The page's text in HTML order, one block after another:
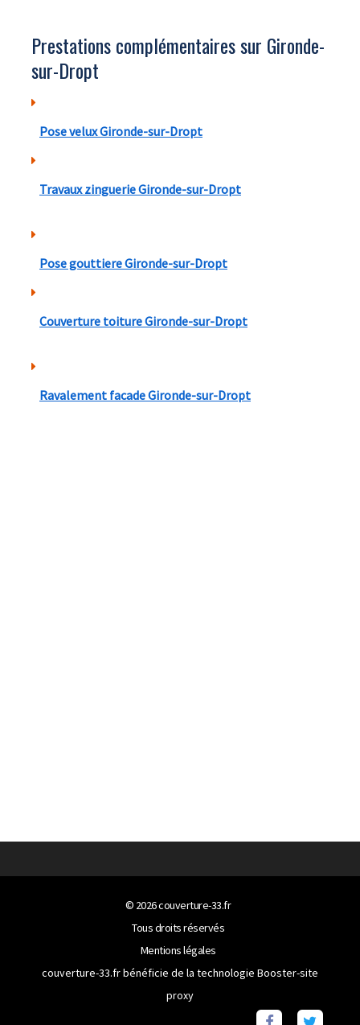
Prestations complémentaires sur Gironde-
sur-Dropt
Pose velux Gironde-sur-Dropt
Travaux zinguerie Gironde-sur-Dropt
Pose gouttiere Gironde-sur-Dropt
Couverture toiture Gironde-sur-Dropt
Ravalement facade Gironde-sur-Dropt
© 2026couverture-33.fr
Tous droits réservés
Mentions légales
couverture-33.fr bénéficie de la technologie Booster-site
proxy